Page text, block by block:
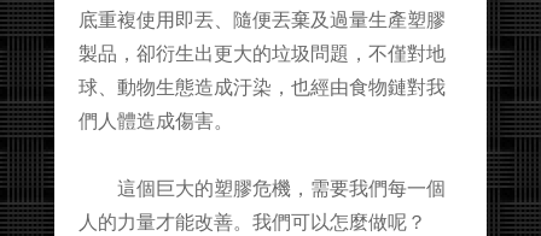
底重複使用即丟、隨便丟棄及過量生產塑膠
製品，卻衍生出更大的垃圾問題，不僅對地
球、動物生態造成汙染，也經由食物鏈對我
們人體造成傷害。
這個巨大的塑膠危機，需要我們每一個
人的力量才能改善。我們可以怎麼做呢？